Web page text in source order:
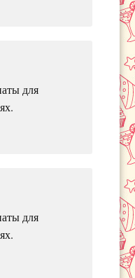
для
для